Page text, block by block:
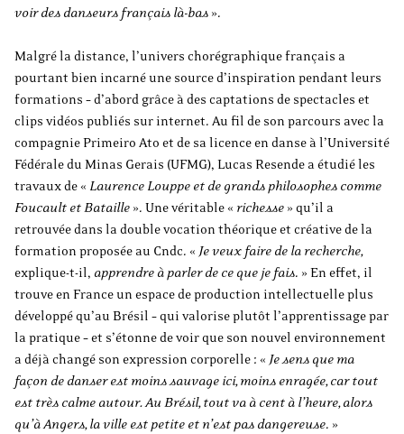
voir des danseurs français là-bas ».
Malgré la distance, l’univers chorégraphique français a
pourtant bien incarné une source d’inspiration pendant leurs
formations – d’abord grâce à des captations de spectacles et
clips vidéos publiés sur internet. Au fil de son parcours avec la
compagnie Primeiro Ato et de sa licence en danse à l’Université
Fédérale du Minas Gerais (UFMG), Lucas Resende a étudié les
travaux de « Laurence Louppe et de grands philosophes comme
Foucault et Bataille ». Une véritable « richesse » qu’il a
retrouvée dans la double vocation théorique et créative de la
formation proposée au Cndc. « Je veux faire de la recherche,
explique-t-il, apprendre à parler de ce que je fais. » En effet, il
trouve en France un espace de production intellectuelle plus
développé qu’au Brésil – qui valorise plutôt l’apprentissage par
la pratique – et s’étonne de voir que son nouvel environnement
a déjà changé son expression corporelle : « Je sens que ma
façon de danser est moins sauvage ici, moins enragée, car tout
est très calme autour. Au Brésil, tout va à cent à l’heure, alors
qu’à Angers, la ville est petite et n’est pas dangereuse. »